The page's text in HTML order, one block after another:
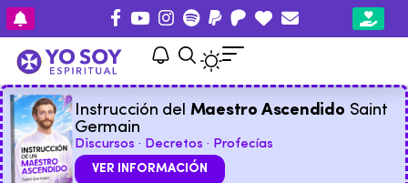
Instrucción del Maestro Ascendido Saint
Germain
Discursos · Decretos · Profecías
VER INFORMACIÓN